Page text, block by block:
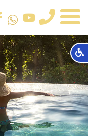
טלפון